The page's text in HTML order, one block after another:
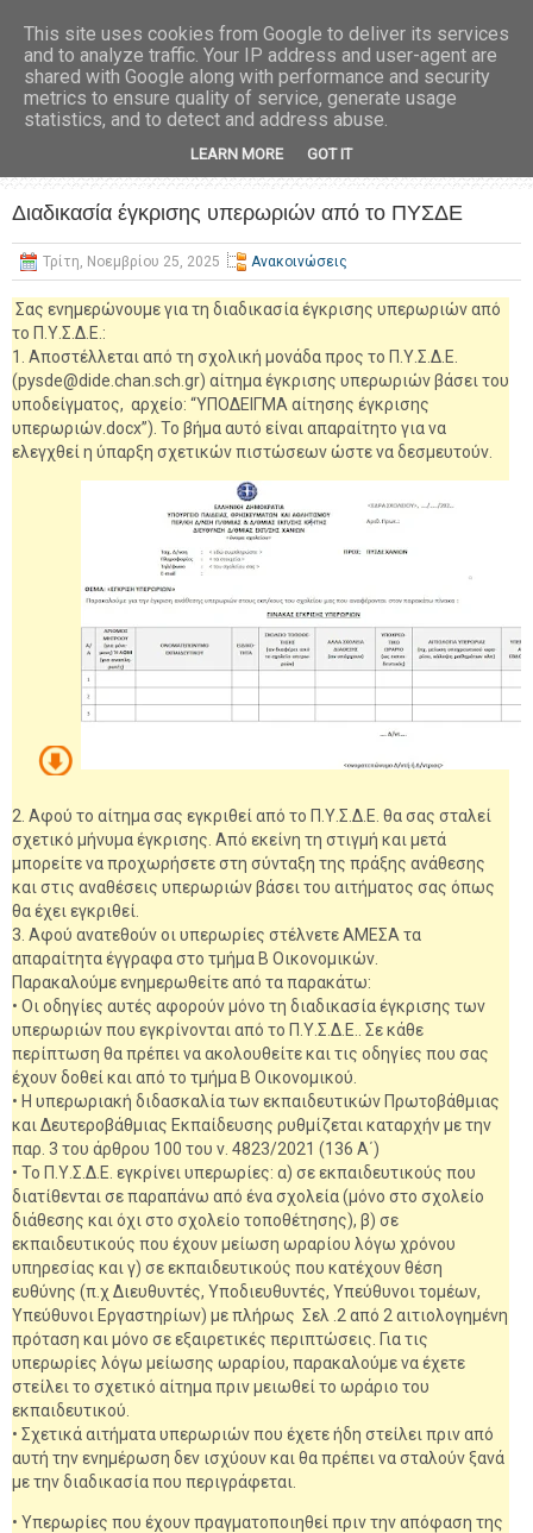
Διαδικασία έγκρισης υπερωριών από το ΠΥΣΔΕ
Τρίτη, Νοεμβρίου 25, 2025 Ανακοινώσεις
Σας ενημερώνουμε για τη διαδικασία έγκρισης υπερωριών από
το Π.Υ.Σ.Δ.Ε.:
1. Αποστέλλεται από τη σχολική μονάδα προς το Π.Υ.Σ.Δ.Ε.
(pysde@dide.chan.sch.gr) αίτημα έγκρισης υπερωριών βάσει του
υποδείγματος, αρχείο: “ΥΠΟΔΕΙΓΜΑ αίτησης έγκρισης
υπερωριών.docx”). Το βήμα αυτό είναι απαραίτητο για να
ελεγχθεί η ύπαρξη σχετικών πιστώσεων ώστε να δεσμευτούν.
2. Αφού το αίτημα σας εγκριθεί από το Π.Υ.Σ.Δ.Ε. θα σας σταλεί
σχετικό μήνυμα έγκρισης. Από εκείνη τη στιγμή και μετά
μπορείτε να προχωρήσετε στη σύνταξη της πράξης ανάθεσης
και στις αναθέσεις υπερωριών βάσει του αιτήματος σας όπως
θα έχει εγκριθεί.
3. Αφού ανατεθούν οι υπερωρίες στέλνετε ΑΜΕΣΑ τα
απαραίτητα έγγραφα στο τμήμα Β Οικονομικών.
Παρακαλούμε ενημερωθείτε από τα παρακάτω:
• Οι οδηγίες αυτές αφορούν μόνο τη διαδικασία έγκρισης των
υπερωριών που εγκρίνονται από το Π.Υ.Σ.Δ.Ε.. Σε κάθε
περίπτωση θα πρέπει να ακολουθείτε και τις οδηγίες που σας
έχουν δοθεί και από το τμήμα Β Οικονομικού.
• Η υπερωριακή διδασκαλία των εκπαιδευτικών Πρωτοβάθμιας
και Δευτεροβάθμιας Εκπαίδευσης ρυθμίζεται καταρχήν με την
παρ. 3 του άρθρου 100 του ν. 4823/2021 (136 Α΄)
• Το Π.Υ.Σ.Δ.Ε. εγκρίνει υπερωρίες: α) σε εκπαιδευτικούς που
διατίθενται σε παραπάνω από ένα σχολεία (μόνο στο σχολείο
διάθεσης και όχι στο σχολείο τοποθέτησης), β) σε
εκπαιδευτικούς που έχουν μείωση ωραρίου λόγω χρόνου
υπηρεσίας και γ) σε εκπαιδευτικούς που κατέχουν θέση
ευθύνης (π.χ Διευθυντές, Υποδιευθυντές, Υπεύθυνοι τομέων,
Υπεύθυνοι Εργαστηρίων) με πλήρως Σελ .2 από 2 αιτιολογημένη
πρόταση και μόνο σε εξαιρετικές περιπτώσεις. Για τις
υπερωρίες λόγω μείωσης ωραρίου, παρακαλούμε να έχετε
στείλει το σχετικό αίτημα πριν μειωθεί το ωράριο του
εκπαιδευτικού.
• Σχετικά αιτήματα υπερωριών που έχετε ήδη στείλει πριν από
αυτή την ενημέρωση δεν ισχύουν και θα πρέπει να σταλούν ξανά
με την διαδικασία που περιγράφεται.
• Υπερωρίες που έχουν πραγματοποιηθεί πριν την απόφαση της
This site uses cookies from Google to deliver its services
and to analyze traffic. Your IP address and user-agent are
shared with Google along with performance and security
metrics to ensure quality of service, generate usage
statistics, and to detect and address abuse.
LEARN MORE GOT IT